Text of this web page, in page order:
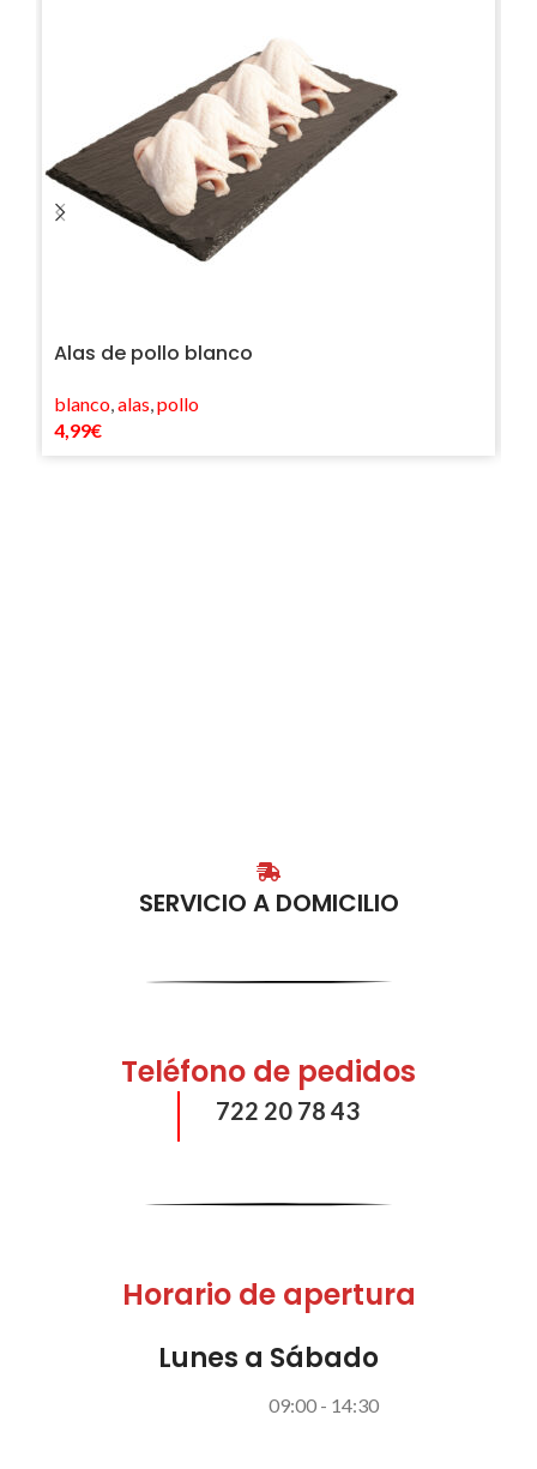
Alas de pollo blanco
blanco,alas,pollo
4,99€
SERVICIO A DOMICILIO
Teléfono de pedidos
722 20 78 43
Horario de apertura
Lunes a Sábado
09:00 - 14:30